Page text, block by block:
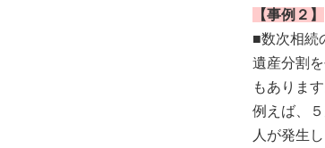
【事例２】
■数次相続
遺産分割
もあります
例えば、
人が発生